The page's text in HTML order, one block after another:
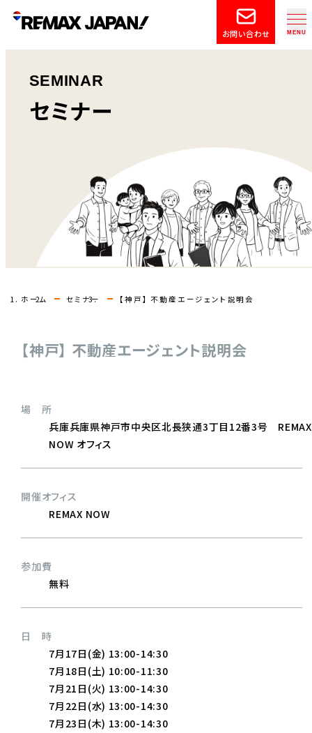
お問い合わせ
SEMINAR
セミナー
ホーム セミナー 【神戸】 不動産エージェント説明会
【神戸】 不動産エージェント説明会
場 所
兵庫兵庫県神戸市中央区北長狭通3丁目12番3号 REMAX
NOW オフィス
開催オフィス
REMAX NOW
参加費
無料
日 時
7月17日(金) 13:00-14:30
7月18日(土) 10:00-11:30
7月21日(火) 13:00-14:30
7月22日(水) 13:00-14:30
7月23日(木) 13:00-14:30